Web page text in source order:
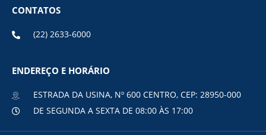
CONTATOS
(22) 2633-6000
ENDEREÇO E HORÁRIO
ESTRADA DA USINA, Nº 600 CENTRO, CEP: 28950-000
DE SEGUNDA A SEXTA DE 08:00 ÀS 17:00